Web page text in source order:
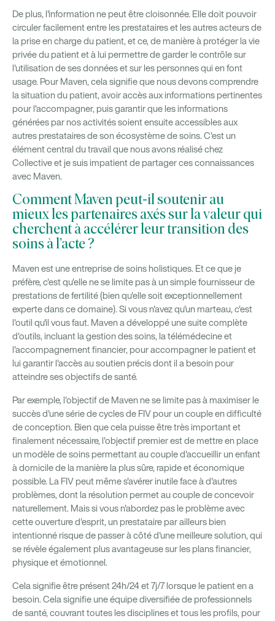
De plus, l'information ne peut être cloisonnée. Elle doit pouvoir
circuler facilement entre les prestataires et les autres acteurs de
la prise en charge du patient, et ce, de manière à protéger la vie
privée du patient et à lui permettre de garder le contrôle sur
l'utilisation de ses données et sur les personnes qui en font
usage. Pour Maven, cela signifie que nous devons comprendre
la situation du patient, avoir accès aux informations pertinentes
pour l'accompagner, puis garantir que les informations
générées par nos activités soient ensuite accessibles aux
autres prestataires de son écosystème de soins. C'est un
élément central du travail que nous avons réalisé chez
Collective et je suis impatient de partager ces connaissances
avec Maven.
Comment Maven peut-il soutenir au
mieux les partenaires axés sur la valeur qui
cherchent à accélérer leur transition des
soins à l’acte ?
Maven est une entreprise de soins holistiques. Et ce que je
préfère, c'est qu'elle ne se limite pas à un simple fournisseur de
prestations de fertilité (bien qu'elle soit exceptionnellement
experte dans ce domaine). Si vous n'avez qu'un marteau, c'est
l'outil qu'il vous faut. Maven a développé une suite complète
d'outils, incluant la gestion des soins, la télémédecine et
l'accompagnement financier, pour accompagner le patient et
lui garantir l'accès au soutien précis dont il a besoin pour
atteindre ses objectifs de santé.
Par exemple, l'objectif de Maven ne se limite pas à maximiser le
succès d'une série de cycles de FIV pour un couple en difficulté
de conception. Bien que cela puisse être très important et
finalement nécessaire, l'objectif premier est de mettre en place
un modèle de soins permettant au couple d'accueillir un enfant
à domicile de la manière la plus sûre, rapide et économique
possible. La FIV peut même s'avérer inutile face à d'autres
problèmes, dont la résolution permet au couple de concevoir
naturellement. Mais si vous n'abordez pas le problème avec
cette ouverture d'esprit, un prestataire par ailleurs bien
intentionné risque de passer à côté d'une meilleure solution, qui
se révèle également plus avantageuse sur les plans financier,
physique et émotionnel.
Cela signifie être présent 24h/24 et 7j/7 lorsque le patient en a
besoin. Cela signifie une équipe diversifiée de professionnels
de santé, couvrant toutes les disciplines et tous les profils, pour